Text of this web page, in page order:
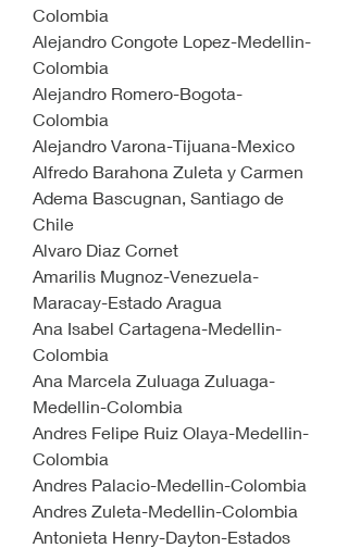
Colombia
Alejandro Congote Lopez-Medellin-
Colombia
Alejandro Romero-Bogota-
Colombia
Alejandro Varona-Tijuana-Mexico
Alfredo Barahona Zuleta y Carmen
Adema Bascugnan, Santiago de
Chile
Alvaro Diaz Cornet
Amarilis Mugnoz-Venezuela-
Maracay-Estado Aragua
Ana Isabel Cartagena-Medellin-
Colombia
Ana Marcela Zuluaga Zuluaga-
Medellin-Colombia
Andres Felipe Ruiz Olaya-Medellin-
Colombia
Andres Palacio-Medellin-Colombia
Andres Zuleta-Medellin-Colombia
Antonieta Henry-Dayton-Estados